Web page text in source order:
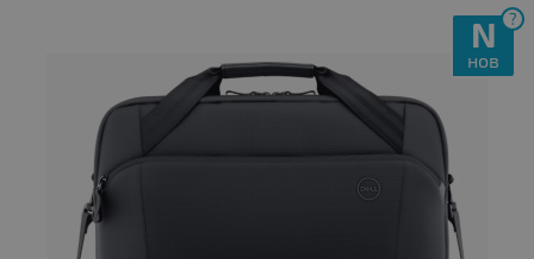
?
N
нов